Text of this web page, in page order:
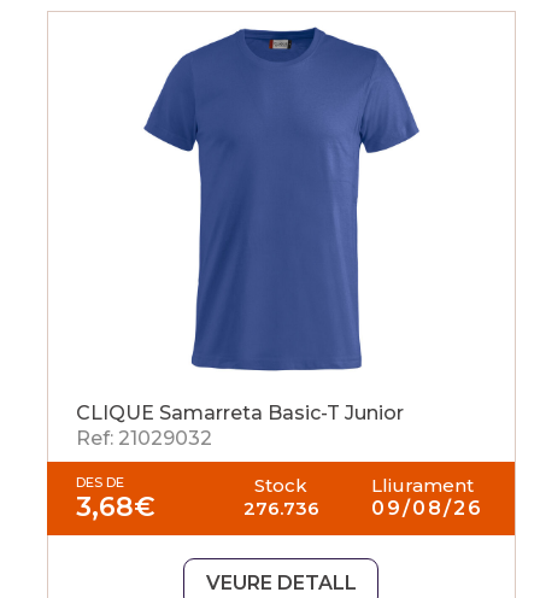
CLIQUE Samarreta Basic-T Junior
Ref: 21029032
DES DE
3,68€
Stock
276.736
Lliurament
09/08/26
VEURE DETALL